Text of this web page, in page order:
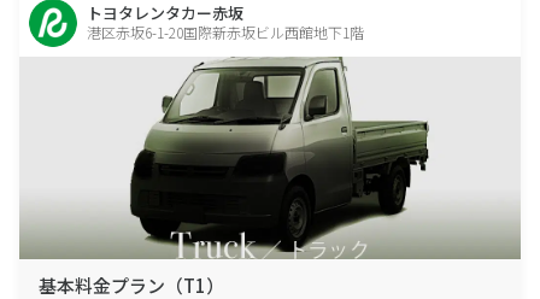
トヨタレンタカー赤坂
港区赤坂6-1-20国際新赤坂ビル西館地下1階
基本料金プラン（T1）